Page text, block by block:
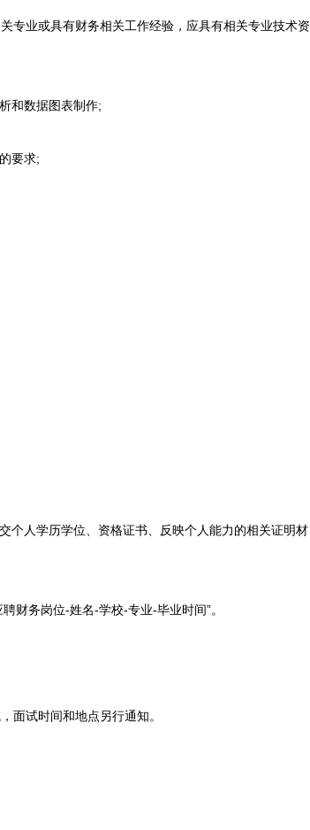
业或具有财务相关工作经验，应具有相关专业技术资
和数据图表制作;
要求;
人学历学位、资格证书、反映个人能力的相关证明材
务岗位-姓名-学校-专业-毕业时间”。
试时间和地点另行通知。